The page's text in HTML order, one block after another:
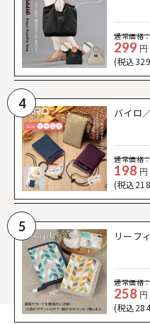
通常価格
299 円
(税込
4
バイロ
通常価格
198 円
(税込
5
リーフ
通常価格
258 円
(税込